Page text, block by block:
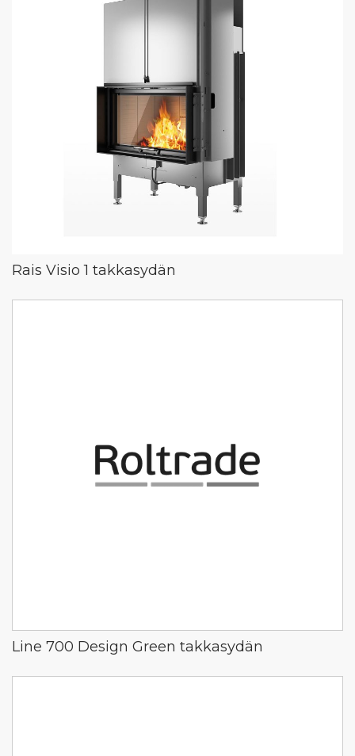
Rais Visio 1 takkasydän
Line 700 Design Green takkasydän